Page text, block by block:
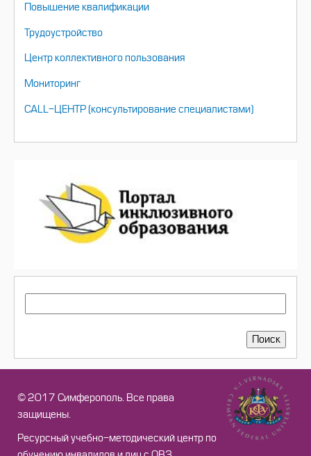
Повышение квалификации
Трудоустройство
Центр коллективного пользования
Мониторинг
CALL-ЦЕНТР (консультирование специалистами)
ПОИСК
© 2017 Симферополь. Все права
защищены.
Ресурсный учебно-методический центр по